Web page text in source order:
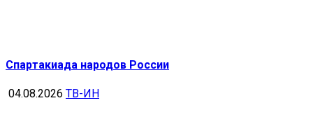
Спартакиада народов России
04.08.2026 ТВ-ИН